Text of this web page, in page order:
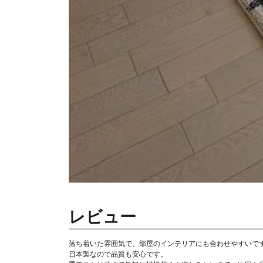
レビュー
落ち着いた雰囲気で、部屋のインテリアにも合わせやすいで
日本製なので品質も安心です。